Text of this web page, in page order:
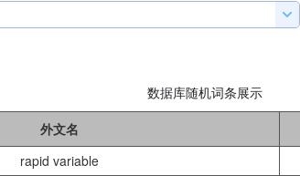
数据库随机词条展示
外文名
rapid variable